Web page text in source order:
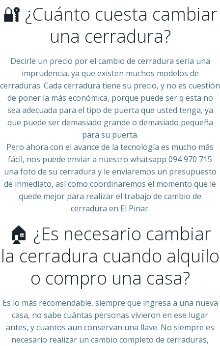
🔐 ¿Cuánto cuesta cambiar
una cerradura?
Decirle un precio por el cambio de cerradura seria una
imprudencia, ya que existen muchos modelos de
cerraduras. Cada cerradura tiene su precio, y no es cuestión
de poner la más económica, porque puede ser q esta no
sea adecuada para el tipo de puerta que usted tenga, ya
que puede ser demasiado grande o demasiado pequeña
para su puerta.
Pero ahora con el avance de la tecnología es mucho más
fácil, nos puede enviar a nuestro whatsapp 094 970 715
una foto de su cerradura y le enviaremos un presupuesto
de inmediato, así como coordinaremos el momento que le
quede mejor para realizar el trabajo de cambio de
cerradura en El Pinar.
🏠 ¿Es necesario cambiar
la cerradura cuando alquilo
o compro una casa?
Es lo más recomendable, siempre que ingresa a una nueva
casa, no sabe cuántas personas vivieron en ese lugar
antes, y cuantos aun conservan una llave. No siempre es
necesario realizar un cambio completo de cerraduras,